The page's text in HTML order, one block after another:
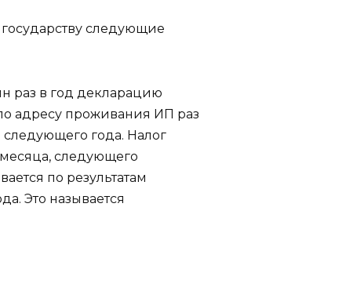
следующие
раз в год декларацию
адресу проживания ИП раз
года. Налог
следующего
по результатам
Это называется